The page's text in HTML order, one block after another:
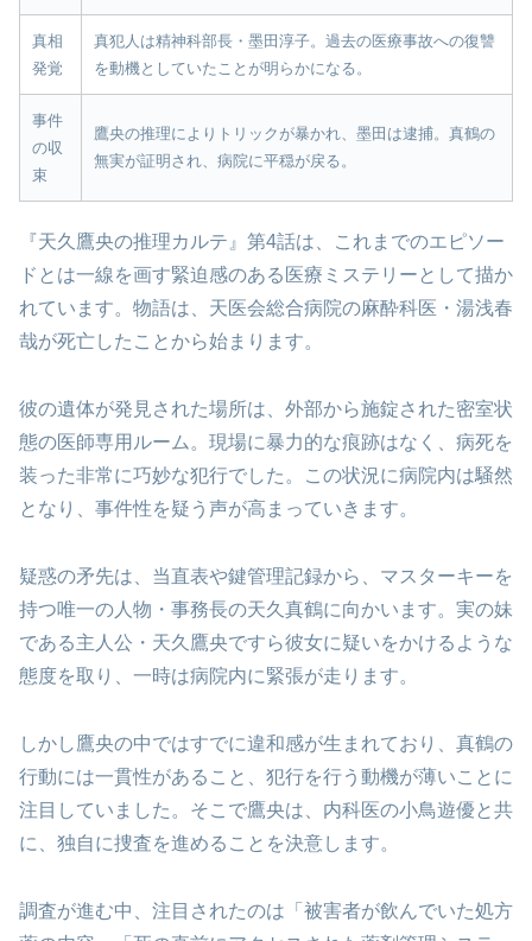
真相
発覚
真犯人は精神科部長・墨田淳子。過去の医療事故への復讐
を動機としていたことが明らかになる。
事件
の収
束
鷹央の推理によりトリックが暴かれ、墨田は逮捕。真鶴の
無実が証明され、病院に平穏が戻る。
『天久鷹央の推理カルテ』第4話は、これまでのエピソー
ドとは一線を画す緊迫感のある医療ミステリーとして描か
れています。物語は、天医会総合病院の麻酔科医・湯浅春
哉が死亡したことから始まります。
彼の遺体が発見された場所は、外部から施錠された密室状
態の医師専用ルーム。現場に暴力的な痕跡はなく、病死を
装った非常に巧妙な犯行でした。この状況に病院内は騒然
となり、事件性を疑う声が高まっていきます。
疑惑の矛先は、当直表や鍵管理記録から、マスターキーを
持つ唯一の人物・事務長の天久真鶴に向かいます。実の妹
である主人公・天久鷹央ですら彼女に疑いをかけるような
態度を取り、一時は病院内に緊張が走ります。
しかし鷹央の中ではすでに違和感が生まれており、真鶴の
行動には一貫性があること、犯行を行う動機が薄いことに
注目していました。そこで鷹央は、内科医の小鳥遊優と共
に、独自に捜査を進めることを決意します。
調査が進む中、注目されたのは「被害者が飲んでいた処方